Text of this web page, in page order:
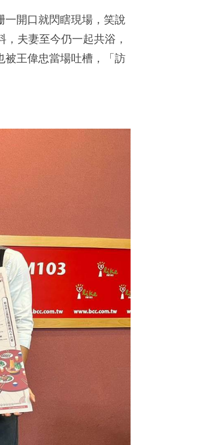
一開口就閃瞎現場，笑說
夫妻至今仍一起共浴，
被王偉忠當場吐槽，「訪